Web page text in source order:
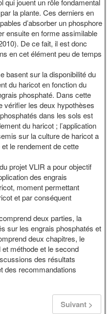
qui jouent un rôle fondamental
la plante. Ces derniers en
d’absorber un phosphore
ensuite en forme assimilable
De ce fait, il est donc
en cet élément peu de temps
basent sur la disponibilité du
du haricot en fonction du
phosphaté. Dans cette
vérifier les deux hypothèses
dans les sols est
du haricot ; l’application
sur la culture de haricot a
le rendement de cette
projet VLIR a pour objectif
des engrais
moment permettant
et par conséquent
deux parties, la
sur les engrais phosphatés et
deux chapitres, le
méthode et le second
des résultats
des recommandations
Suivant >